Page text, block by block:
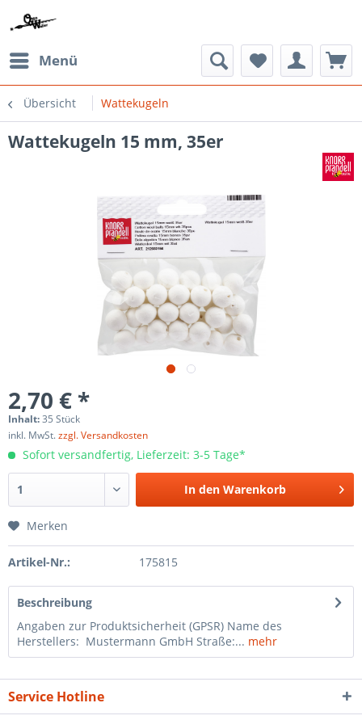
Menü
Übersicht Wattekugeln
Wattekugeln 15 mm, 35er
2,70 € *
Inhalt:35 Stück
inkl. MwSt.zzgl. Versandkosten
Sofort versandfertig, Lieferzeit: 3-5 Tage*
In den Warenkorb
Merken
Artikel-Nr.: 175815
Beschreibung
Angaben zur Produktsicherheit (GPSR) Name des
Herstellers: Mustermann GmbH Straße:... mehr
Service Hotline